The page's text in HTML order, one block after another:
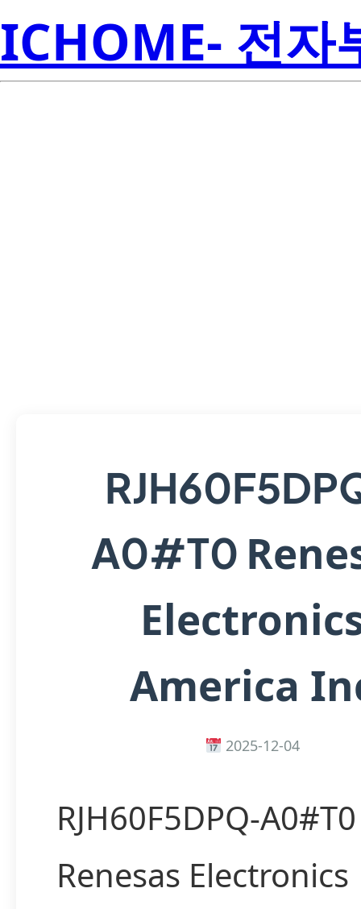
ICHOME- 전자
A0#T0
America
2025-12-04
RJH60F5DPQ-
Renesas Electronics